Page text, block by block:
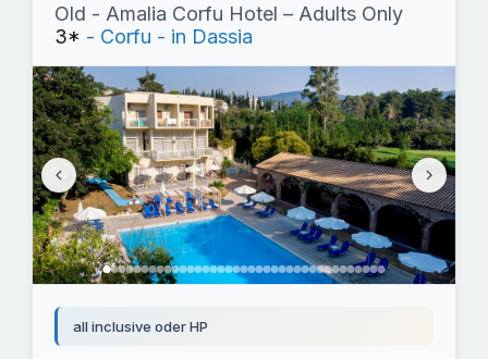
Old - Amalia Corfu Hotel – Adults Only
3* - Corfu - in Dassia
all inclusive oder HP